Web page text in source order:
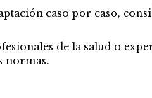
caso por caso,
de la salud o
normas.